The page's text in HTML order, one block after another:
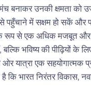
बनाकर उनकी क्षमता को
में सक्षम हो सकें और
से एक अधिक मजबूत और
भविष्य की पीढ़ियों के
यात्रा एक सहयोगात्मक
है कि भारत निरंतर विकास,